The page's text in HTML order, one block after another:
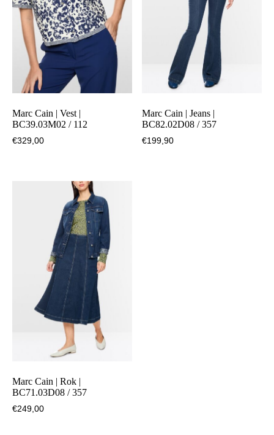
Marc Cain | Vest |
BC39.03M02 / 112
€329,00
Marc Cain | Jeans |
BC82.02D08 / 357
€199,90
Marc Cain | Rok |
BC71.03D08 / 357
€249,00